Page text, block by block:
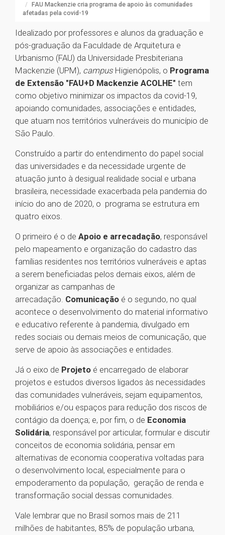
FAU Mackenzie cria programa de apoio às comunidades
afetadas pela covid-19
Idealizado por professores e alunos da graduação e
pós-graduação da Faculdade de Arquitetura e
Urbanismo (FAU) da Universidade Presbiteriana
Mackenzie (UPM), campus Higienópolis, o Programa
de Extensão "FAU+D Mackenzie ACOLHE" tem
como objetivo minimizar os impactos da covid-19,
apoiando comunidades, associações e entidades,
que atuam nos territórios vulneráveis do município de
São Paulo.
Construído a partir do entendimento do papel social
das universidades e da necessidade urgente de
atuação junto à desigual realidade social e urbana
brasileira, necessidade exacerbada pela pandemia do
início do ano de 2020, o programa se estrutura em
quatro eixos.
O primeiro é o de Apoio e arrecadação, responsável
pelo mapeamento e organização do cadastro das
famílias residentes nos territórios vulneráveis e aptas
a serem beneficiadas pelos demais eixos, além de
organizar as campanhas de
arrecadação. Comunicação é o segundo, no qual
acontece o desenvolvimento do material informativo
e educativo referente à pandemia, divulgado em
redes sociais ou demais meios de comunicação, que
serve de apoio às associações e entidades.
Já o eixo de Projeto é encarregado de elaborar
projetos e estudos diversos ligados às necessidades
das comunidades vulneráveis, sejam equipamentos,
mobiliários e/ou espaços para redução dos riscos de
contágio da doença; e, por fim, o de Economia
Solidária, responsável por articular, formular e discutir
conceitos de economia solidária, pensar em
alternativas de economia cooperativa voltadas para
o desenvolvimento local, especialmente para o
empoderamento da população, geração de renda e
transformação social dessas comunidades.
Vale lembrar que no Brasil somos mais de 211
milhões de habitantes, 85% de população urbana,